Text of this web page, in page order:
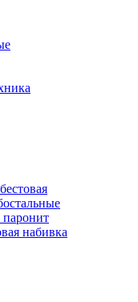
паронит
набивка